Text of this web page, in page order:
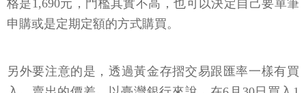
格是1,690元，門檻其實不高，也可以決定自己要單筆
申購或是定期定額的方式購買。
另外要注意的是，透過黃金存摺交易跟匯率一樣有買